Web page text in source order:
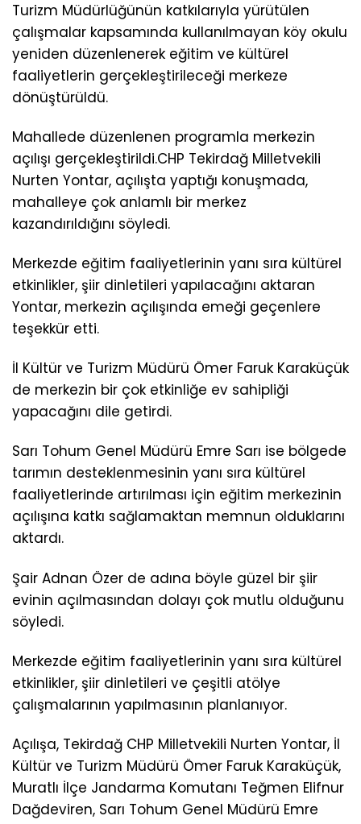
Turizm Müdürlüğünün katkılarıyla yürütülen
çalışmalar kapsamında kullanılmayan köy okulu
yeniden düzenlenerek eğitim ve kültürel
faaliyetlerin gerçekleştirileceği merkeze
dönüştürüldü.
Mahallede düzenlenen programla merkezin
açılışı gerçekleştirildi.CHP Tekirdağ Milletvekili
Nurten Yontar, açılışta yaptığı konuşmada,
mahalleye çok anlamlı bir merkez
kazandırıldığını söyledi.
Merkezde eğitim faaliyetlerinin yanı sıra kültürel
etkinlikler, şiir dinletileri yapılacağını aktaran
Yontar, merkezin açılışında emeği geçenlere
teşekkür etti.
İl Kültür ve Turizm Müdürü Ömer Faruk Karaküçük
de merkezin bir çok etkinliğe ev sahipliği
yapacağını dile getirdi.
Sarı Tohum Genel Müdürü Emre Sarı ise bölgede
tarımın desteklenmesinin yanı sıra kültürel
faaliyetlerinde artırılması için eğitim merkezinin
açılışına katkı sağlamaktan memnun olduklarını
aktardı.
Şair Adnan Özer de adına böyle güzel bir şiir
evinin açılmasından dolayı çok mutlu olduğunu
söyledi.
Merkezde eğitim faaliyetlerinin yanı sıra kültürel
etkinlikler, şiir dinletileri ve çeşitli atölye
çalışmalarının yapılmasının planlanıyor.
Açılışa, Tekirdağ CHP Milletvekili Nurten Yontar, İl
Kültür ve Turizm Müdürü Ömer Faruk Karaküçük,
Muratlı İlçe Jandarma Komutanı Teğmen Elifnur
Dağdeviren, Sarı Tohum Genel Müdürü Emre